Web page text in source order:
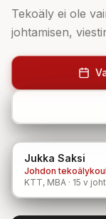
Tekoäly ei ole
johtamisen,
Jukka Saksi
Johdon
KTT, MBA · 15 v